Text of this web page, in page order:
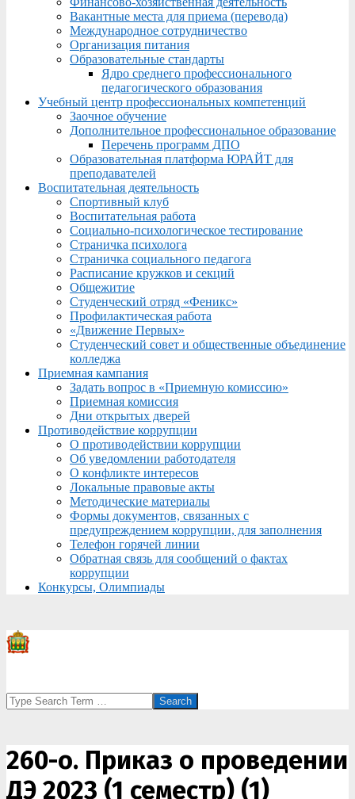
Вакантные места для приема (перевода)
Международное сотрудничество
Организация питания
Образовательные стандарты
Ядро среднего профессионального
педагогического образования
Учебный центр профессиональных компетенций
Заочное обучение
Дополнительное профессиональное образование
Перечень программ ДПО
Образовательная платформа ЮРАЙТ для
преподавателей
Воспитательная деятельность
Спортивный клуб
Воспитательная работа
Социально-психологическое тестирование
Страничка психолога
Страничка социального педагога
Расписание кружков и секций
Общежитие
Студенческий отряд «Феникс»
Профилактическая работа
«Движение Первых»
Студенческий совет и общественные объединение
колледжа
Приемная кампания
Задать вопрос в «Приемную комиссию»
Приемная комиссия
Дни открытых дверей
Противодействие коррупции
О противодействии коррупции
Об уведомлении работодателя
О конфликте интересов
Локальные правовые акты
Методические материалы
Формы документов, связанных с
предупреждением коррупции, для заполнения
Телефон горячей линии
Обратная связь для сообщений о фактах
коррупции
Конкурсы, Олимпиады
Search
260-о. Приказ о проведении
ДЭ 2023 (1 семестр) (1)